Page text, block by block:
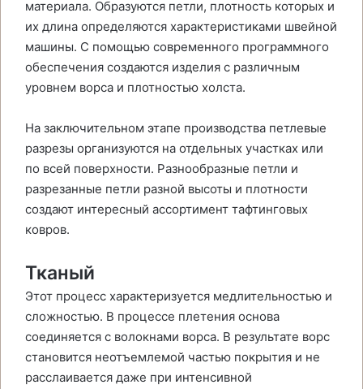
материала. Образуются петли, плотность которых и
их длина определяются характеристиками швейной
машины. С помощью современного программного
обеспечения создаются изделия с различным
уровнем ворса и плотностью холста.
На заключительном этапе производства петлевые
разрезы организуются на отдельных участках или
по всей поверхности. Разнообразные петли и
разрезанные петли разной высоты и плотности
создают интересный ассортимент тафтинговых
ковров.
Тканый
Этот процесс характеризуется медлительностью и
сложностью. В процессе плетения основа
соединяется с волокнами ворса. В результате ворс
становится неотъемлемой частью покрытия и не
расслаивается даже при интенсивной